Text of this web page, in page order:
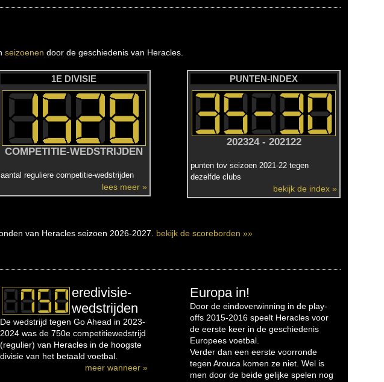
seizoenen door de geschiedenis van Heracles.
1E DIVISIE
COMPETITIE-WEDSTRIJDEN
aantal reguliere competitie-wedstrijden
lees meer »
PUNTEN-INDEX
202324 - 202122
punten tov seizoen 2021-22 tegen
dezelfde clubs
bekijk de index »
van Heracles seizoen 2026-2027. bekijk de scoreborden »»
eredivisie-
wedstrijden
De wedstrijd tegen Go Ahead in 2023-
2024 was de 750e competitiewedstrijd
(regulier) van Heracles in de hoogste
divisie van het betaald voetbal.
meer wanneer »
Europa in!
Door de eindoverwinning in de play-
offs 2015-2016 speelt Heracles voor
de eerste keer in de geschiedenis
Europees voetbal.
Verder dan een eerste voorronde
tegen Arouca komen ze niet. Wel is
men door de beide gelijke spelen nog